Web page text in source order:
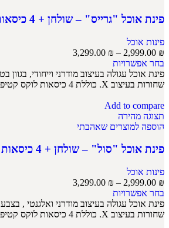
פינת אוכל "גרייס" – שולחן + 4 כיסאות
פינות אוכל
2,999.00 ₪
–
3,299.00 ₪
בחר אפשרויות
פינת אוכל עגולה בעיצוב מודרני וייחודי,
שחורות בעיצוב X. כוללת 4 כיסאות לוקס קטיפה,
Add to compare
תצוגה מהירה
הוספה למוצרים שאהבתי
פינת אוכל "סול" – שולחן + 4 כיסאות
פינות אוכל
2,999.00 ₪
–
3,299.00 ₪
בחר אפשרויות
פינת אוכל עגולה בעיצוב מודרני ואלגנטי ,
שחורות בעיצוב X. כוללת 4 כיסאות לוקס קטיפה,